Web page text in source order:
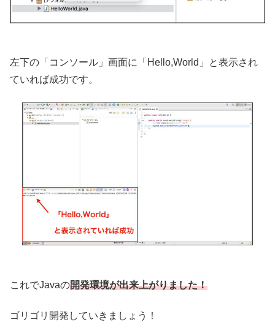
左下の「コンソール」画面に「Hello,World」と表示され
ていれば成功です。
これでJavaの開発環境が出来上がりました！
ゴリゴリ開発していきましょう！